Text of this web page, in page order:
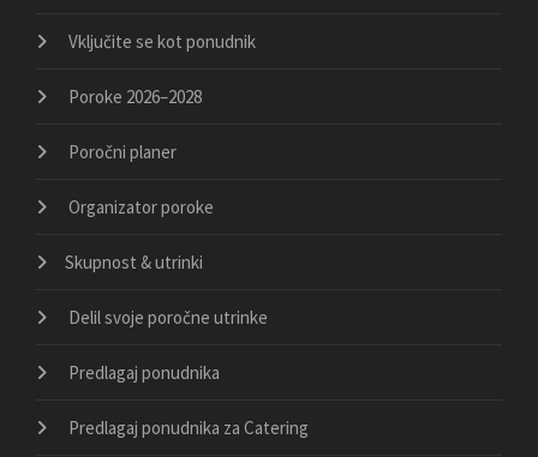
Vključite se kot ponudnik
Poroke 2026–2028
Poročni planer
Organizator poroke
Skupnost & utrinki
Delil svoje poročne utrinke
Predlagaj ponudnika
Predlagaj ponudnika za Catering